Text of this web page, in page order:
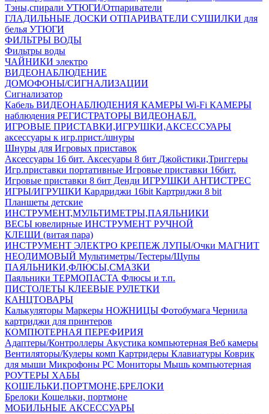
Тэны,спирали УТЮГИ/Отпариватели
ГЛАДИЛЬНЫЕ ДОСКИ ОТПАРИВАТЕЛИ СУШИЛКИ для
белья УТЮГИ
ФИЛЬТРЫ ВОДЫ
Фильтры воды
ЧАЙНИКИ электро
ВИДЕОНАБЛЮДЕНИЕ
ДОМОФОНЫ/СИГНАЛИЗАЦИИ
Сигнализатор
Кабель ВИДЕОНАБЛЮДЕНИЯ КАМЕРЫ Wi-Fi КАМЕРЫ
наблюдения РЕГИСТРАТОРЫ ВИДЕОНАБЛ.
ИГРОВЫЕ ПРИСТАВКИ,ИГРУШКИ,АКСЕССУАРЫ
аксесcуары к игр.прист./шнуры
Шнуры для Игровых приставок
Аксессуары 16 бит. Аксесуары 8 бит Джойстики,Триггеры
Игр.приставки портативные Игровые приставки 16бит.
Игровые приставки 8 бит Денди ИГРУШКИ АНТИСТРЕС
ИГРЫ/ИГРУШКИ Кардриджи 16bit Картриджи 8 bit
Планшеты детские
ИНСТРУМЕНТ,МУЛЬТИМЕТРЫ,ПАЯЛЬНИКИ
ВЕСЫ ювелирные ИНСТРУМЕНТ РУЧНОЙ
КЛЕЩИ (витая пара)
ИНСТРУМЕНТ ЭЛЕКТРО КРЕПЕЖ ЛУПЫ/Очки МАГНИТ
НЕОДИМОВЫЙ Мультиметры/Тестеры/Щупы
ПАЯЛЬНИКИ,ФЛЮСЫ,СМАЗКИ
Паяльники ТЕРМОПАСТА Флюсы и т.п.
ПИСТОЛЕТЫ КЛЕЕВЫЕ РУЛЕТКИ
КАНЦТОВАРЫ
Калькуляторы Маркеры НОЖНИЦЫ Фотобумага Чернила
картриджи для принтеров
КОМПЮТЕРНАЯ ПЕРЕФИРИЯ
Адаптеры/Контроллеры Акустика компьютерная Веб камеры
Вентиляторы/Кулеры комп Картридеры Клавиатуры Коврик
для мыши Микрофоны PC Мониторы Мышь компьютерная
РОУТЕРЫ ХАБЫ
КОШЕЛЬКИ,ПОРТМОНЕ,БРЕЛОКИ
Брелоки Кошельки, портмоне
МОБИЛЬНЫЕ АКСЕССУАРЫ